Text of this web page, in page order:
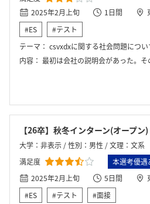
2025年2月上旬
1日間
#ES
#テスト
テーマ： csvxdxに関する社会問題につい
内容： 最初は会社の説明会があった。その後は班に分かれて上記のテーマで解決策を考えた。
【26卒】秋冬インターン(オープン)
大学：非表示 / 性別：男性 / 文理：文系
満足度
本選考優遇
2025年2月上旬
5日間
#ES
#テスト
#面接